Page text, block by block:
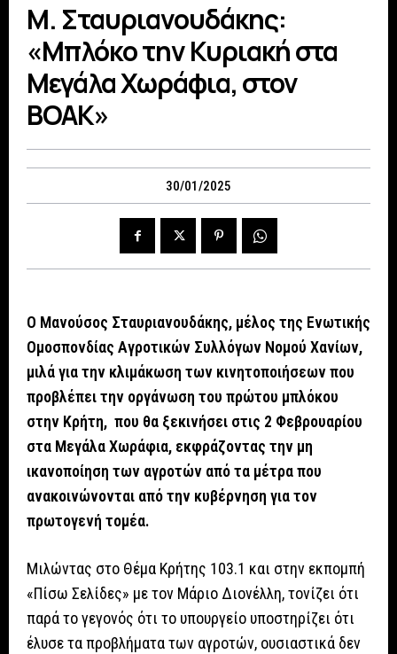
Μ. Σταυριανουδάκης:
«Μπλόκο την Κυριακή στα
Μεγάλα Χωράφια, στον
ΒΟΑΚ»
30/01/2025
Ο Μανούσος Σταυριανουδάκης, μέλος της Ενωτικής
Ομοσπονδίας Αγροτικών Συλλόγων Νομού Χανίων,
μιλά για την κλιμάκωση των κινητοποιήσεων που
προβλέπει την οργάνωση του πρώτου μπλόκου
στην Κρήτη, που θα ξεκινήσει στις 2 Φεβρουαρίου
στα Μεγάλα Χωράφια, εκφράζοντας την μη
ικανοποίηση των αγροτών από τα μέτρα που
ανακοινώνονται από την κυβέρνηση για τον
πρωτογενή τομέα.
Μιλώντας στο Θέμα Κρήτης 103.1 και στην εκπομπή
«Πίσω Σελίδες» με τον Μάριο Διονέλλη, τονίζει ότι
παρά το γεγονός ότι το υπουργείο υποστηρίζει ότι
έλυσε τα προβλήματα των αγροτών, ουσιαστικά δεν